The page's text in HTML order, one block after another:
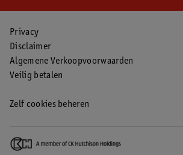
Privacy
Disclaimer
Algemene Verkoopvoorwaarden
Veilig betalen
Zelf cookies beheren